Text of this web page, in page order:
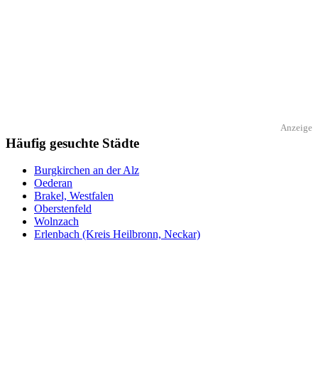
Anzeige
Häufig gesuchte Städte
Burgkirchen an der Alz
Oederan
Brakel, Westfalen
Oberstenfeld
Wolnzach
Erlenbach (Kreis Heilbronn, Neckar)